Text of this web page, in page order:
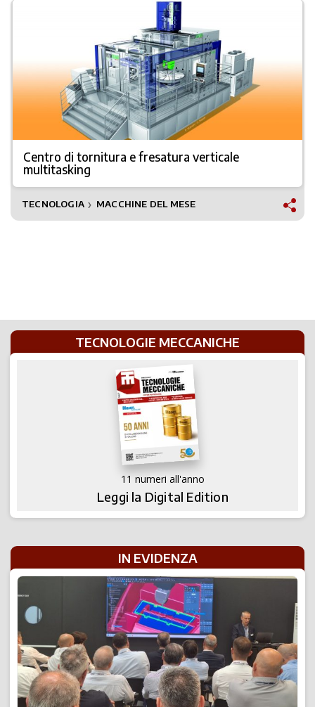
Centro di tornitura e fresatura verticale
multitasking
TECNOLOGIA ❯ MACCHINE DEL MESE
TECNOLOGIE MECCANICHE
11 numeri all'anno
Leggi la Digital Edition
IN EVIDENZA